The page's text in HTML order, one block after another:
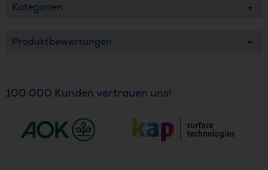
Kategorien
Produktbewertungen
100.000 Kunden vertrauen uns!